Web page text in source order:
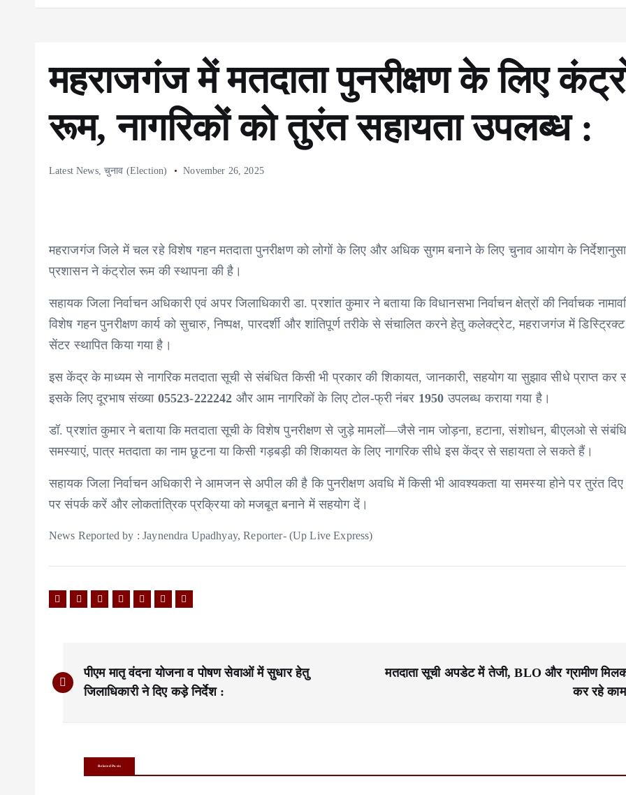
महराजगंज में मतदाता पुनरीक्षण के लिए
रूम, नागरिकों को तुरंत सहायता उपलब्ध :
Latest News,चुनाव (Election) November 26, 2025
महराजगंज जिले में चल रहे विशेष गहन मतदाता पुनरीक्षण को लोगों के लिए और अधिक सुगम बनाने के लिए चुनाव आयोग के
प्रशासन ने कंट्रोल रूम की स्थापना की है।
सहायक जिला निर्वाचन अधिकारी एवं अपर जिलाधिकारी डा. प्रशांत कुमार ने बताया कि विधानसभा निर्वाचन क्षेत्रों की निर्वाचक
विशेष गहन पुनरीक्षण कार्य को सुचारु, निष्पक्ष, पारदर्शी और शांतिपूर्ण तरीके से संचालित करने हेतु कलेक्ट्रेट, महराजगंज में
सेंटर स्थापित किया गया है।
इस केंद्र के माध्यम से नागरिक मतदाता सूची से संबंधित किसी भी प्रकार की शिकायत, जानकारी, सहयोग या सुझाव सीधे प्राप्त
इसके लिए दूरभाष संख्या 05523-222242 और आम नागरिकों के लिए टोल-फ्री नंबर 1950 उपलब्ध कराया गया है।
डॉ. प्रशांत कुमार ने बताया कि मतदाता सूची के विशेष पुनरीक्षण से जुड़े मामलों—जैसे नाम जोड़ना, हटाना, संशोधन, बीएलओ से
समस्याएं, पात्र मतदाता का नाम छूटना या किसी गड़बड़ी की शिकायत के लिए नागरिक सीधे इस केंद्र से सहायता ले सकते हैं।
सहायक जिला निर्वाचन अधिकारी ने आमजन से अपील की है कि पुनरीक्षण अवधि में किसी भी आवश्यकता या समस्या होने पर तुरंत दिए
पर संपर्क करें और लोकतांत्रिक प्रक्रिया को मजबूत बनाने में सहयोग दें।
News Reported by : Jaynendra Upadhyay, Reporter- (Up Live Express)
o
पीएम मातृ वंदना योजना व पोषण सेवाओं में सुधार हेतु
जिलाधिकारी ने दिए कड़े निर्देश :
मतदाता सूची अपडेट में तेजी, BLO और ग्रामीण
कर रहे
Related Posts